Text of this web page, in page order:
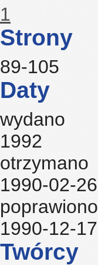
1
Strony
89-105
Daty
wydano
1992
otrzymano
1990-02-26
poprawiono
1990-12-17
Twórcy